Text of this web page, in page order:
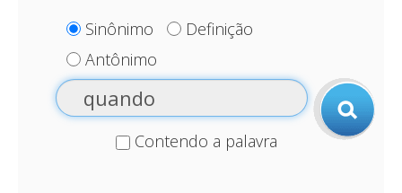
Sinônimo
Definição
Antônimo
Contendo a palavra